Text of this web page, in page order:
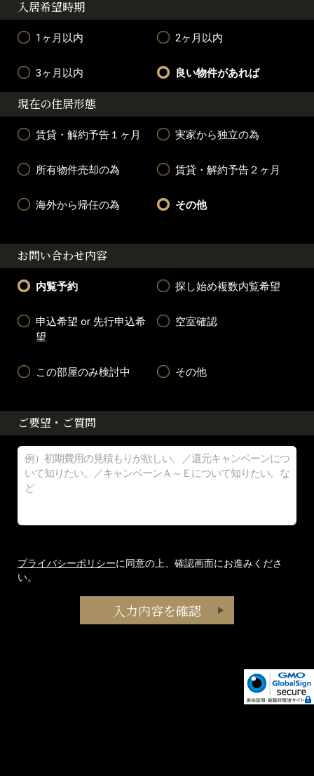
入居希望時期
1ヶ月以内 2ヶ月以内
3ヶ月以内 良い物件があれば
現在の住居形態
賃貸・解約予告１ヶ月 実家から独立の為
所有物件売却の為 賃貸・解約予告２ヶ月
海外から帰任の為 その他
お問い合わせ内容
内覧予約 探し始め複数内覧希望
申込希望 or 先行申込希
望
空室確認
この部屋のみ検討中 その他
ご要望・ご質問
プライバシーポリシーに同意の上、確認画面にお進みくださ
い。